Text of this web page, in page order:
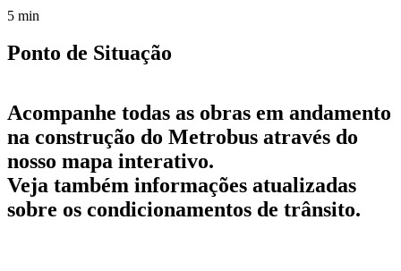
5 min
Ponto de Situação
+
−
Acompanhe todas as obras em andamento
na construção do Metrobus através do
nosso mapa interativo.
Veja também informações atualizadas
sobre os condicionamentos de trânsito.